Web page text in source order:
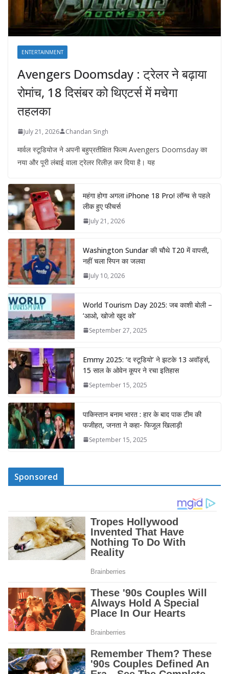
ENTERTAINMENT
Avengers Doomsday : ट्रेलर ने बढ़ाया
रोमांच, 18 दिसंबर को थिएटर्स में मचेगा
तहलका
July 21, 2026 Chandan Singh
मार्वल स्टूडियोज ने अपनी बहुप्रतीक्षित फिल्म Avengers Doomsday का
नया और पूरी लंबाई वाला ट्रेलर रिलीज़ कर दिया है। यह
महंगा होगा अगला iPhone 18 Pro! लॉन्च से पहले
लीक हुए फीचर्स
July 21, 2026
Washington Sundar की चौथे T20 में वापसी,
नहीं चला स्पिन का जलवा
July 10, 2026
World Tourism Day 2025: जब काशी बोली –
‘आओ, खोजो खुद को’
September 27, 2025
Emmy 2025: ‘द स्टूडियो’ ने झटके 13 अवॉर्ड्स,
15 साल के ओवेन कूपर ने रचा इतिहास
September 15, 2025
पाकिस्तान बनाम भारत : हार के बाद पाक टीम की
फजीहत, जनता ने कहा- फिजूल खिलाड़ी
September 15, 2025
Sponsored